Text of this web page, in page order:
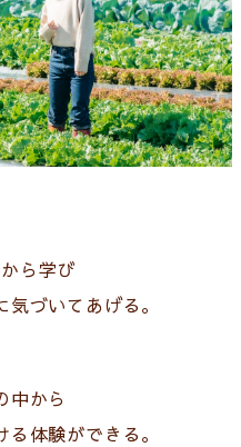
ら学び
づいてあげる。
中から
体験ができる。